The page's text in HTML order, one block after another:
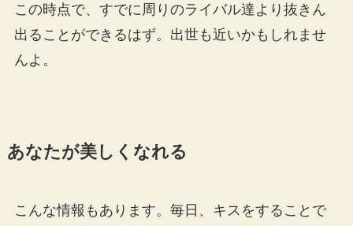
この時点で、すでに周りのライバル達より抜きん
出ることができるはず。出世も近いかもしれませ
んよ。
あなたが美しくなれる
こんな情報もあります。毎日、キスをすることで